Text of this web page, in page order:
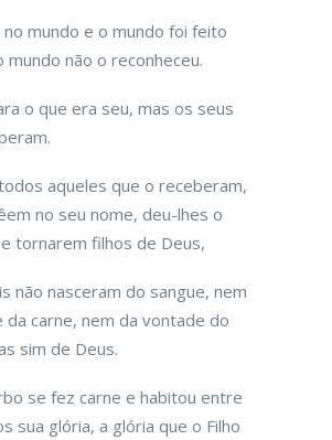
no mundo e o mundo foi feito
mundo não o reconheceu.
o que era seu, mas os seus
aqueles que o receberam,
no seu nome, deu-lhes o
tornarem filhos de Deus,
não nasceram do sangue, nem
da carne, nem da vontade do
sim de Deus.
se fez carne e habitou entre
sua glória, a glória que o Filho